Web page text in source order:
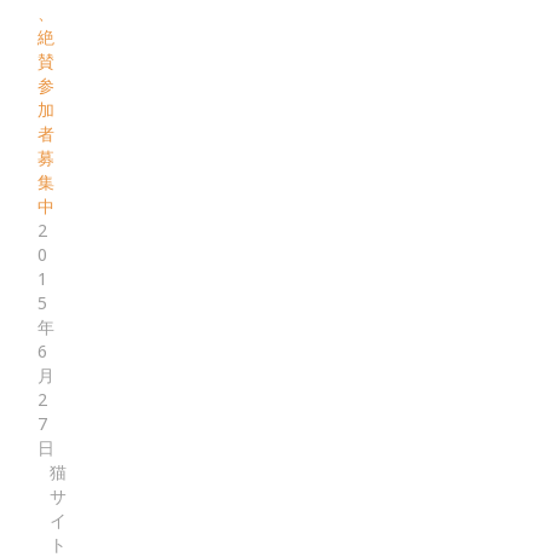
、
絶
賛
参
加
者
募
集
中
2
0
1
5
年
6
月
2
7
日
猫
サ
イ
ト